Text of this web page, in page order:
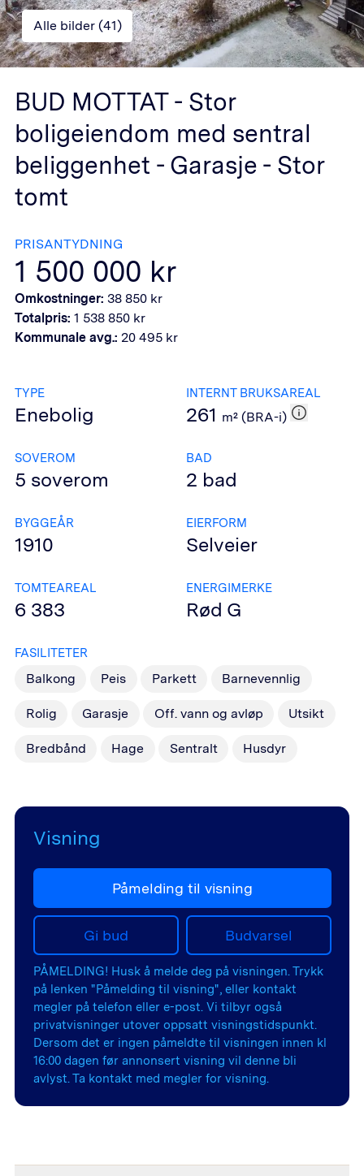
Alle bilder (41)
BUD MOTTAT - Stor
boligeiendom med sentral
beliggenhet - Garasje - Stor
tomt
PRISANTYDNING
1 500 000 kr
Omkostninger: 38 850 kr
Totalpris: 1 538 850 kr
Kommunale avg.: 20 495 kr
TYPE
Enebolig
INTERNT BRUKSAREAL
261 m² (BRA-i)
SOVEROM
5 soverom
BAD
2 bad
BYGGEÅR
1910
EIERFORM
Selveier
TOMTEAREAL
6 383
ENERGIMERKE
Rød G
FASILITETER
Balkong Peis Parkett Barnevennlig
Rolig Garasje Off. vann og avløp Utsikt
Bredbånd Hage Sentralt Husdyr
Visning
Påmelding til visning
Gi bud Budvarsel
PÅMELDING! Husk å melde deg på visningen. Trykk
på lenken "Påmelding til visning", eller kontakt
megler på telefon eller e-post. Vi tilbyr også
privatvisninger utover oppsatt visningstidspunkt.
Dersom det er ingen påmeldte til visningen innen kl
16:00 dagen før annonsert visning vil denne bli
avlyst. Ta kontakt med megler for visning.